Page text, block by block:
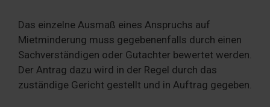
Das einzelne Ausmaß eines Anspruchs auf
Mietminderung muss gegebenenfalls durch einen
Sachverständigen oder Gutachter bewertet werden.
Der Antrag dazu wird in der Regel durch das
zuständige Gericht gestellt und in Auftrag gegeben.